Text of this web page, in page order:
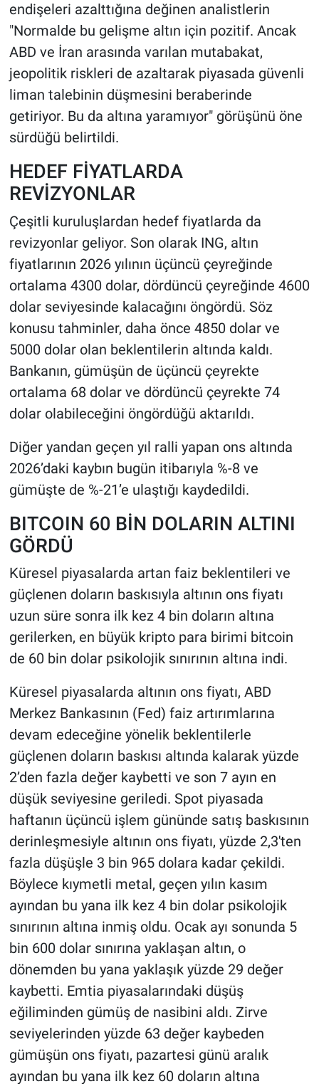
endişeleri azalttığına değinen analistlerin
"Normalde bu gelişme altın için pozitif. Ancak
ABD ve İran arasında varılan mutabakat,
jeopolitik riskleri de azaltarak piyasada güvenli
liman talebinin düşmesini beraberinde
getiriyor. Bu da altına yaramıyor" görüşünü öne
sürdüğü belirtildi.
HEDEF FİYATLARDA
REVİZYONLAR
Çeşitli kuruluşlardan hedef fiyatlarda da
revizyonlar geliyor. Son olarak ING, altın
fiyatlarının 2026 yılının üçüncü çeyreğinde
ortalama 4300 dolar, dördüncü çeyreğinde 4600
dolar seviyesinde kalacağını öngördü. Söz
konusu tahminler, daha önce 4850 dolar ve
5000 dolar olan beklentilerin altında kaldı.
Bankanın, gümüşün de üçüncü çeyrekte
ortalama 68 dolar ve dördüncü çeyrekte 74
dolar olabileceğini öngördüğü aktarıldı.
Diğer yandan geçen yıl ralli yapan ons altında
2026’daki kaybın bugün itibarıyla %-8 ve
gümüşte de %-21’e ulaştığı kaydedildi.
BITCOIN 60 BİN DOLARIN ALTINI
GÖRDÜ
Küresel piyasalarda artan faiz beklentileri ve
güçlenen doların baskısıyla altının ons fiyatı
uzun süre sonra ilk kez 4 bin doların altına
gerilerken, en büyük kripto para birimi bitcoin
de 60 bin dolar psikolojik sınırının altına indi.
Küresel piyasalarda altının ons fiyatı, ABD
Merkez Bankasının (Fed) faiz artırımlarına
devam edeceğine yönelik beklentilerle
güçlenen doların baskısı altında kalarak yüzde
2’den fazla değer kaybetti ve son 7 ayın en
düşük seviyesine geriledi. Spot piyasada
haftanın üçüncü işlem gününde satış baskısının
derinleşmesiyle altının ons fiyatı, yüzde 2,3'ten
fazla düşüşle 3 bin 965 dolara kadar çekildi.
Böylece kıymetli metal, geçen yılın kasım
ayından bu yana ilk kez 4 bin dolar psikolojik
sınırının altına inmiş oldu. Ocak ayı sonunda 5
bin 600 dolar sınırına yaklaşan altın, o
dönemden bu yana yaklaşık yüzde 29 değer
kaybetti. Emtia piyasalarındaki düşüş
eğiliminden gümüş de nasibini aldı. Zirve
seviyelerinden yüzde 63 değer kaybeden
gümüşün ons fiyatı, pazartesi günü aralık
ayından bu yana ilk kez 60 doların altına